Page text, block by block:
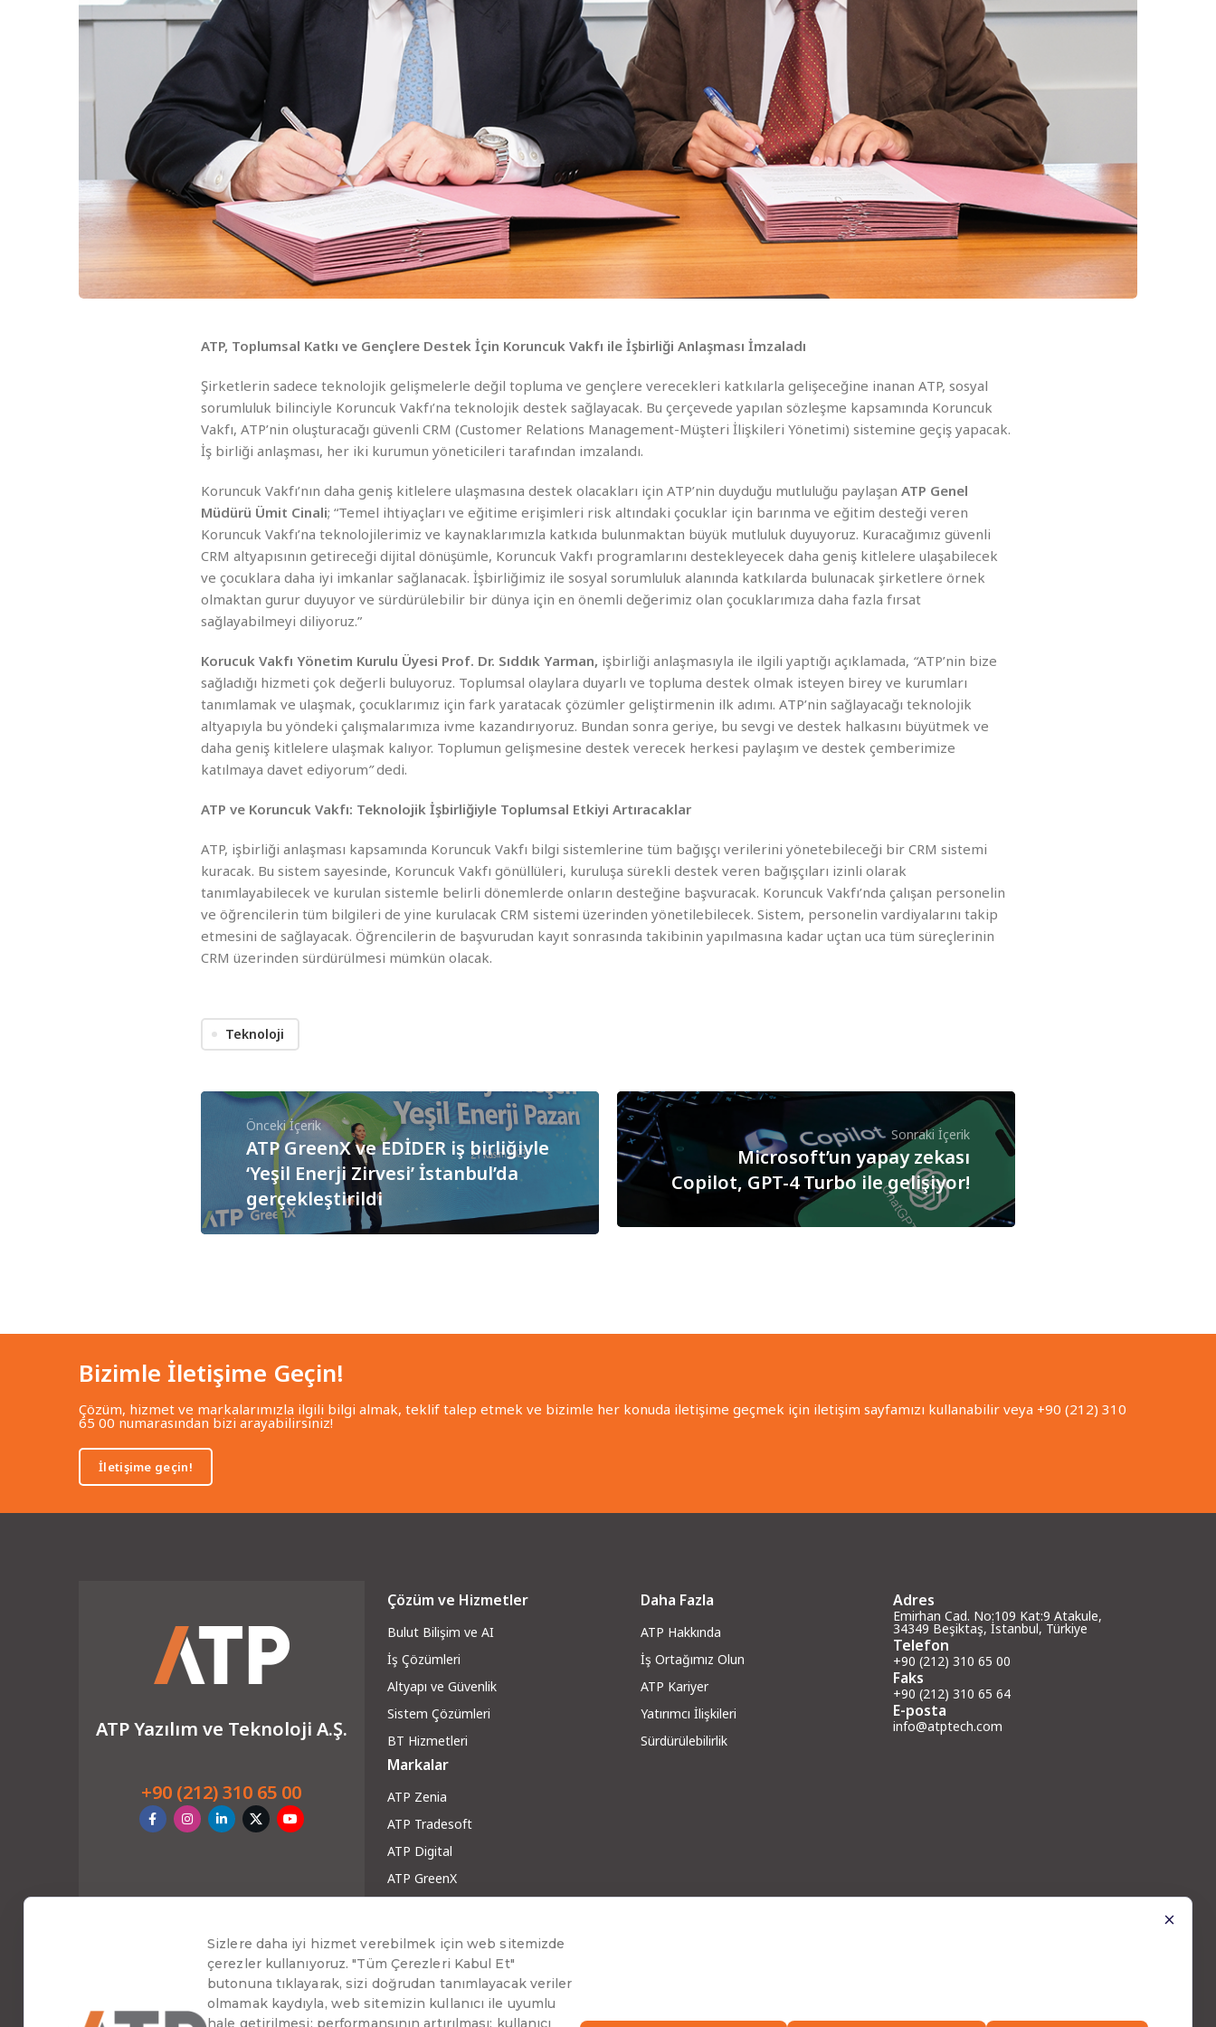
ATP, Toplumsal Katkı ve Gençlere Destek İçin Koruncuk Vakfı ile İşbirliği Anlaşması İmzaladı
Şirketlerin sadece teknolojik gelişmelerle değil topluma ve gençlere verecekleri katkılarla gelişeceğine inanan ATP, sosyal
sorumluluk bilinciyle Koruncuk Vakfı’na teknolojik destek sağlayacak. Bu çerçevede yapılan sözleşme kapsamında Koruncuk
Vakfı, ATP’nin oluşturacağı güvenli CRM (Customer Relations Management-Müşteri İlişkileri Yönetimi) sistemine geçiş yapacak.
İş birliği anlaşması, her iki kurumun yöneticileri tarafından imzalandı.
Koruncuk Vakfı’nın daha geniş kitlelere ulaşmasına destek olacakları için ATP’nin duyduğu mutluluğu paylaşan ATP Genel
Müdürü Ümit Cinali; “Temel ihtiyaçları ve eğitime erişimleri risk altındaki çocuklar için barınma ve eğitim desteği veren
Koruncuk Vakfı’na teknolojilerimiz ve kaynaklarımızla katkıda bulunmaktan büyük mutluluk duyuyoruz. Kuracağımız güvenli
CRM altyapısının getireceği dijital dönüşümle, Koruncuk Vakfı programlarını destekleyecek daha geniş kitlelere ulaşabilecek
ve çocuklara daha iyi imkanlar sağlanacak. İşbirliğimiz ile sosyal sorumluluk alanında katkılarda bulunacak şirketlere örnek
olmaktan gurur duyuyor ve sürdürülebilir bir dünya için en önemli değerimiz olan çocuklarımıza daha fazla fırsat
sağlayabilmeyi diliyoruz.”
Korucuk Vakfı Yönetim Kurulu Üyesi Prof. Dr. Sıddık Yarman, işbirliği anlaşmasıyla ile ilgili yaptığı açıklamada, “ATP’nin bize
sağladığı hizmeti çok değerli buluyoruz. Toplumsal olaylara duyarlı ve topluma destek olmak isteyen birey ve kurumları
tanımlamak ve ulaşmak, çocuklarımız için fark yaratacak çözümler geliştirmenin ilk adımı. ATP’nin sağlayacağı teknolojik
altyapıyla bu yöndeki çalışmalarımıza ivme kazandırıyoruz. Bundan sonra geriye, bu sevgi ve destek halkasını büyütmek ve
daha geniş kitlelere ulaşmak kalıyor. Toplumun gelişmesine destek verecek herkesi paylaşım ve destek çemberimize
katılmaya davet ediyorum”dedi.
ATP ve Koruncuk Vakfı: Teknolojik İşbirliğiyle Toplumsal Etkiyi Artıracaklar
ATP, işbirliği anlaşması kapsamında Koruncuk Vakfı bilgi sistemlerine tüm bağışçı verilerini yönetebileceği bir CRM sistemi
kuracak. Bu sistem sayesinde, Koruncuk Vakfı gönüllüleri, kuruluşa sürekli destek veren bağışçıları izinli olarak
tanımlayabilecek ve kurulan sistemle belirli dönemlerde onların desteğine başvuracak. Koruncuk Vakfı’nda çalışan personelin
ve öğrencilerin tüm bilgileri de yine kurulacak CRM sistemi üzerinden yönetilebilecek. Sistem, personelin vardiyalarını takip
etmesini de sağlayacak. Öğrencilerin de başvurudan kayıt sonrasında takibinin yapılmasına kadar uçtan uca tüm süreçlerinin
CRM üzerinden sürdürülmesi mümkün olacak.
Teknoloji
Önceki İçerik
ATP GreenX ve EDİDER iş birliğiyle
‘Yeşil Enerji Zirvesi’ İstanbul’da
gerçekleştirildi
Sonraki İçerik
Microsoft’un yapay zekası
Copilot, GPT-4 Turbo ile gelişiyor!
Bizimle İletişime Geçin!
Çözüm, hizmet ve markalarımızla ilgili bilgi almak, teklif talep etmek ve bizimle her konuda iletişime geçmek için iletişim sayfamızı kullanabilir veya +90 (212) 310
65 00 numarasından bizi arayabilirsiniz!
İletişime geçin!
ATP Yazılım ve Teknoloji A.Ş.
+90 (212) 310 65 00
Çözüm ve Hizmetler
Bulut Bilişim ve AI
İş Çözümleri
Altyapı ve Güvenlik
Sistem Çözümleri
BT Hizmetleri
Markalar
ATP Zenia
ATP Tradesoft
ATP Digital
ATP GreenX
Blog ve Yazılar
Haberler
Webinar ve Teknoloji Sohbetleri
Daha Fazla
ATP Hakkında
İş Ortağımız Olun
ATP Kariyer
Yatırımcı İlişkileri
Sürdürülebilirlik
Adres
Emirhan Cad. No:109 Kat:9 Atakule,
34349 Beşiktaş, İstanbul, Türkiye
Telefon
+90 (212) 310 65 00
Faks
+90 (212) 310 65 64
E-posta
info@atptech.com